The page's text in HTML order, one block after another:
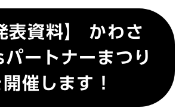
表資料】 かわさ
ートナーまつり
催します！